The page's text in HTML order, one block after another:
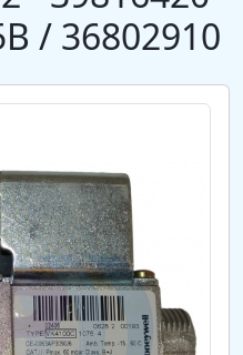
/ 36802910